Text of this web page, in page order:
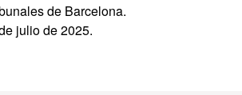
de Barcelona.
julio de 2025.